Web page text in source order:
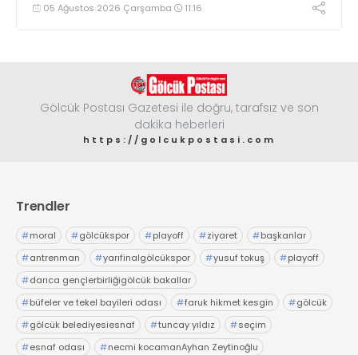
05 Ağustos 2026 Çarşamba 11:16
Gölcük Postası Gazetesi ile doğru, tarafsız ve son
dakika heberleri
https://golcukpostasi.com
Trendler
#moral #gölcükspor #playoff #ziyaret #başkanlar
#antrenman #yarıfinalgölcükspor #yusuf tokuş #playoff
#darıca gençlerbirliğigölcük bakallar
#büfeler ve tekel bayileri odası #faruk hikmet kesgin #gölcük
#gölcük belediyesiesnaf #tuncay yıldız #seçim
#esnaf odası #necmi kocamanAyhan Zeytinoğlu